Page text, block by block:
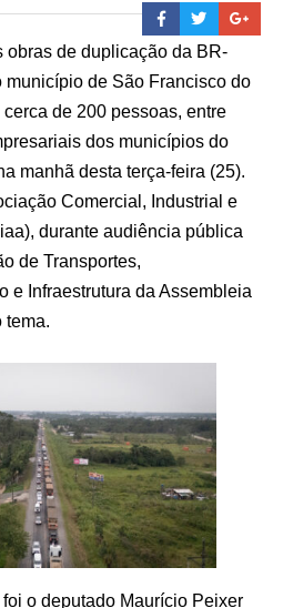
obras de duplicação da BR-
município de São Francisco do
de 200 pessoas, entre
dos municípios do
manhã desta terça-feira (25).
Comercial, Industrial e
durante audiência pública
de Transportes,
e Infraestrutura da Assembleia
tema.
o deputado Maurício Peixer